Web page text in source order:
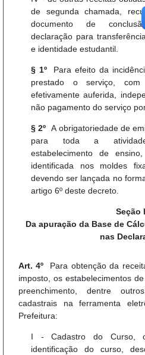
de segunda chamada,
documento de
declaração para
e identidade estudantil.
§ 1º Para efeito da
prestado o serviço,
efetivamente auferida,
não pagamento do serviço
§ 2ºA obrigatoriedade de
para toda a
estabelecimento de
identificada nos moldes
devendo ser lançada no
artigo 6º deste decreto.
Seção
Da apuração da Base de
nas
Art. 4º Para obtenção da
imposto, os estabelecimentos
preenchimento, dentre
cadastrais na ferramenta
Prefeitura:
I - Cadastro do Curso,
identificação do curso,